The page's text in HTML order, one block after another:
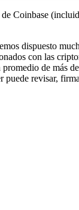
Coinbase
dispuesto
con las
de más
revisar,